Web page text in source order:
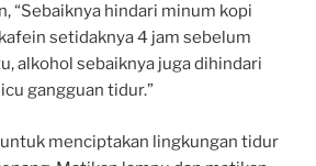
“Sebaiknya hindari minum kopi
setidaknya 4 jam sebelum
alkohol sebaiknya juga dihindari
gangguan tidur.”
menciptakan lingkungan tidur